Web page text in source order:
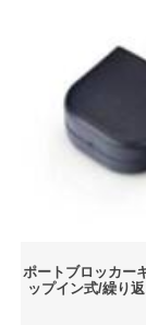
ポートブロッカー
ップイン式/繰り